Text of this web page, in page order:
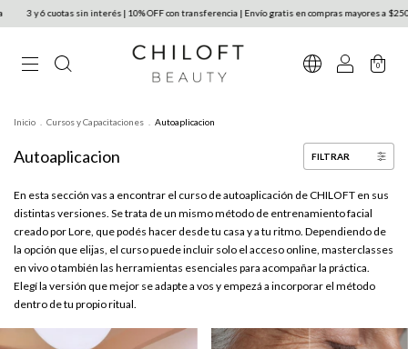
3 y 6 cuotas sin interés | 10% OFF con transferencia | Envío gratis en compras mayores a
0
Inicio Cursos y Capacitaciones Autoaplicacion
Autoaplicacion FILTRAR
En esta sección vas a encontrar el curso de autoaplicación de CHILOFT en sus
distintas versiones. Se trata de un mismo método de entrenamiento facial
creado por Lore, que podés hacer desde tu casa y a tu ritmo. Dependiendo de
la opción que elijas, el curso puede incluir solo el acceso online, masterclasses
en vivo o también las herramientas esenciales para acompañar la práctica.
Elegí la versión que mejor se adapte a vos y empezá a incorporar el método
dentro de tu propio ritual.